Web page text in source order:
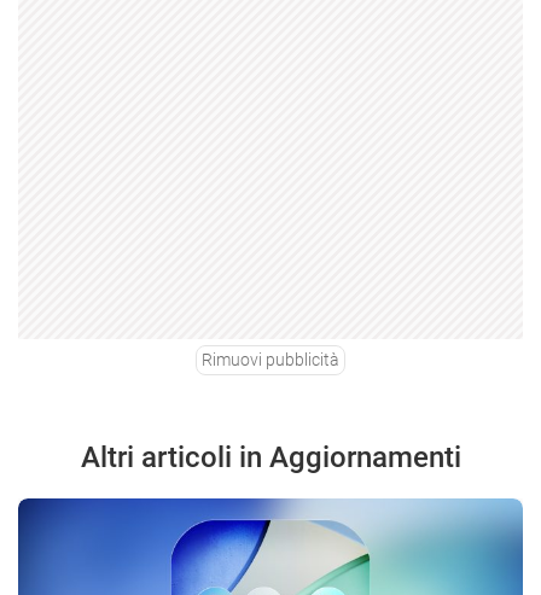
Rimuovi pubblicità
Altri articoli in Aggiornamenti